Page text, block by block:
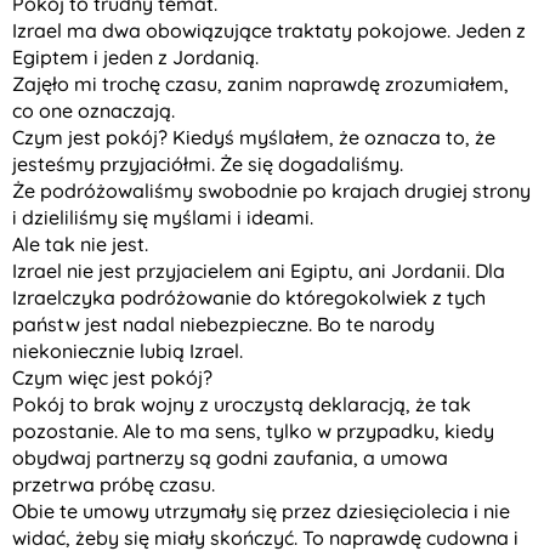
Izrael ma dwa obowiązujące traktaty pokojowe. Jeden z
Egiptem i jeden z Jordanią.
Zajęło mi trochę czasu, zanim naprawdę zrozumiałem,
co one oznaczają.
Czym jest pokój? Kiedyś myślałem, że oznacza to, że
jesteśmy przyjaciółmi. Że się dogadaliśmy.
Że podróżowaliśmy swobodnie po krajach drugiej strony
i dzieliliśmy się myślami i ideami.
Ale tak nie jest.
Izrael nie jest przyjacielem ani Egiptu, ani Jordanii. Dla
Izraelczyka podróżowanie do któregokolwiek z tych
państw jest nadal niebezpieczne. Bo te narody
niekoniecznie lubią Izrael.
Czym więc jest pokój?
Pokój to brak wojny z uroczystą deklaracją, że tak
pozostanie. Ale to ma sens, tylko w przypadku, kiedy
obydwaj partnerzy są godni zaufania, a umowa
przetrwa próbę czasu.
Obie te umowy utrzymały się przez dziesięciolecia i nie
widać, żeby się miały skończyć. To naprawdę cudowna i